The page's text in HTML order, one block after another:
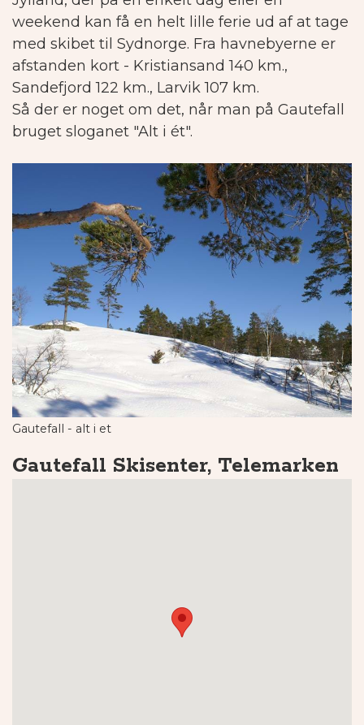
weekend kan få en helt lille ferie ud af at tage
med skibet til Sydnorge. Fra havnebyerne er
afstanden kort - Kristiansand 140 km.,
Sandefjord 122 km., Larvik 107 km.
Så der er noget om det, når man på Gautefall
bruget sloganet "Alt i ét".
Gautefall - alt i et
Gautefall Skisenter, Telemarken